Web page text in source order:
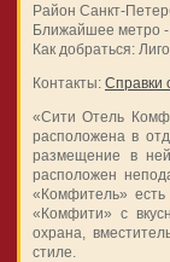
Район Санкт-
Ближайшее метро
Как добраться:
Контакты: Справки
«Сити Отель
расположена в
размещение в
расположен
«Комфитель» есть
«Комфити» с
охрана,
стиле.